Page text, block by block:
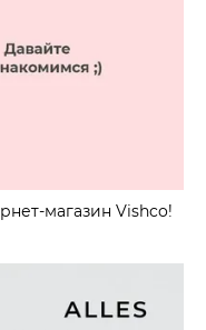
магазин Vishco!